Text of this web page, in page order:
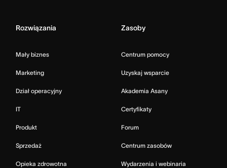
Rozwiązania
Mały biznes
Marketing
Dział operacyjny
IT
Produkt
Sprzedaż
Opieka zdrowotna
Zasoby
Centrum pomocy
Uzyskaj wsparcie
Akademia Asany
Certyfikaty
Forum
Centrum zasobów
Wydarzenia i webinaria